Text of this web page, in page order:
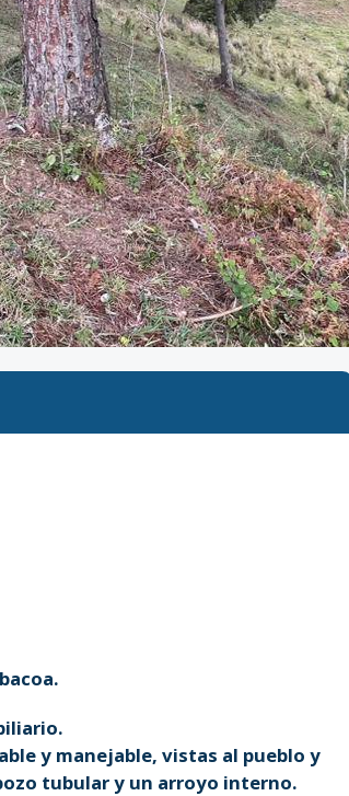
y manejable, vistas al pueblo y
tubular y un arroyo interno.